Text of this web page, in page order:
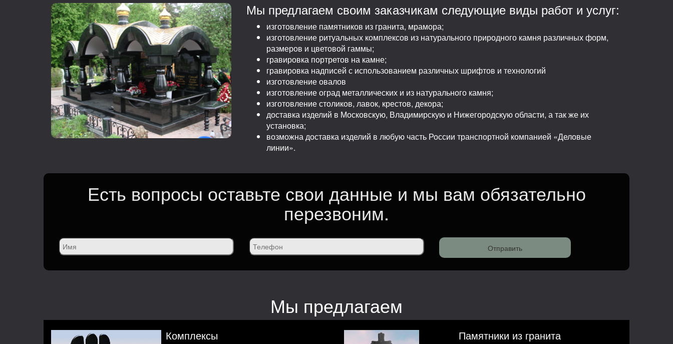
Мы предлагаем своим заказчикам следующие виды работ и услуг:
изготовление памятников из гранита, мрамора;
изготовление ритуальных комплексов из натурального природного камня различных форм,
размеров и цветовой гаммы;
гравировка портретов на камне;
гравировка надписей с использованием различных шрифтов и технологий
изготовление овалов
изготовление оград металлических и из натурального камня;
изготовление столиков, лавок, крестов, декора;
доставка изделий в Московскую, Владимирскую и Нижегородскую области, а так же их
установка;
возможна доставка изделий в любую часть России транспортной компанией «Деловые
линии».
Есть вопросы оставьте свои данные и мы вам обязательно
перезвоним.
Мы предлагаем
Комплексы Памятники из гранита